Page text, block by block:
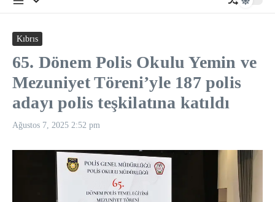
Kıbrıs
65. Dönem Polis Okulu Yemin ve
Mezuniyet Töreni’yle 187 polis
adayı polis teşkilatına katıldı
Ağustos 7, 2025 2:52 pm